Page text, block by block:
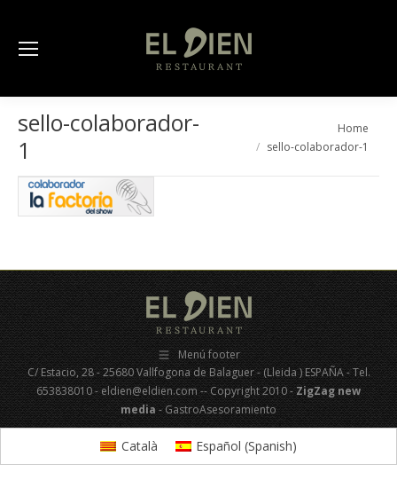
sello-colaborador-
1
Home
sello-colaborador-1
Menú footer
C/ Estacio, 28 - 25680 Vallfogona de Balaguer - (Lleida ) ESPAÑA - Tel.
653838010 - eldien@eldien.com -- Copyright 2010 -ZigZag new
media- GastroAsesoramiento
Català Español (Spanish)